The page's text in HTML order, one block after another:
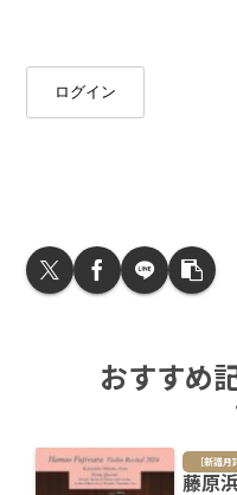
ログイン
おすすめ
［新譜
藤原